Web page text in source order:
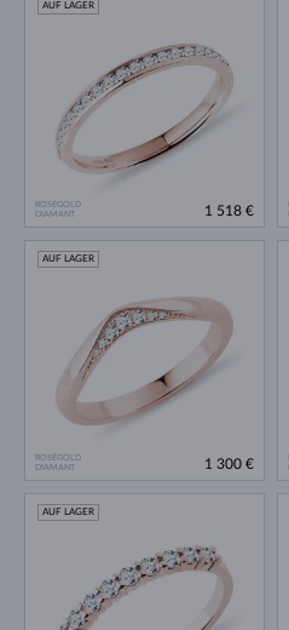
ROSÉGOLD
DIAMANT
AUF LAGER
1 518 €
ROSÉGOLD
DIAMANT
AUF LAGER
1 300 €
AUF LAGER